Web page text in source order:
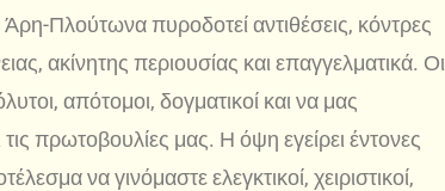
Άρη-Πλούτωνα πυροδοτεί αντιθέσεις, κόντρες
ακίνητης περιουσίας και επαγγελματικά. Οι
απότομοι, δογματικοί και να μας
πρωτοβουλίες μας. Η όψη εγείρει έντονες
να γινόμαστε ελεγκτικοί, χειριστικοί,